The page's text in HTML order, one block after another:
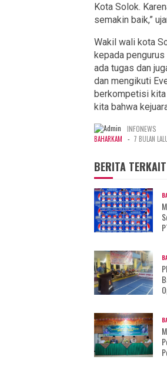
Kota Solok.
semakin baik,”
Wakil wali kota
kepada
ada tugas dan
dan mengikuti
berkompetisi kita
kita bahwa
INFONEWS
BAHARKAM - 7 BULAN
BERITA TERKAIT